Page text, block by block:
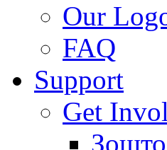
Our
FAQ
Support
Get